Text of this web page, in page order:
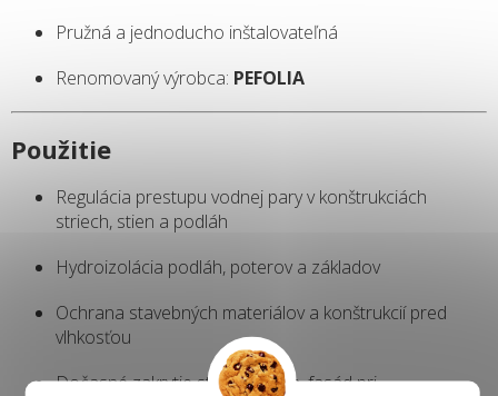
Pružná a jednoducho inštalovateľná
Renomovaný výrobca: PEFOLIA
Použitie
Regulácia prestupu vodnej pary v konštrukciách
striech, stien a podláh
Hydroizolácia podláh, poterov a základov
Ochrana stavebných materiálov a konštrukcií pred
vlhkosťou
Dočasné zakrytie striech, okien, fasád pri